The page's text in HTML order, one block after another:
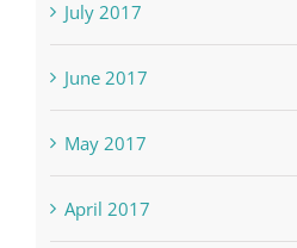
July 2017
June 2017
May 2017
April 2017